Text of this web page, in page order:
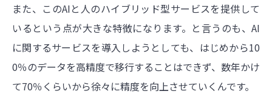
また、このAIと人のハイブリッド型サービスを提供して
いるという点が大きな特徴になります。と言うのも、AI
に関するサービスを導入しようとしても、はじめから10
0％のデータを高精度で移行することはできず、数年かけ
て70％くらいから徐々に精度を向上させていくんです。